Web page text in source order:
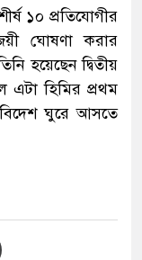
১০ প্রতিযোগীর
ঘোষণা করার
হয়েছেন দ্বিতীয়
এটা হিমির প্রথম
ঘুরে আসতে